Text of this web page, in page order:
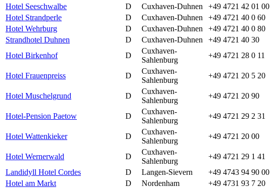
Hotel Seeschwalbe
D Cuxhaven-Duhnen
+49 4721 42 01 00
Hotel Strandperle
D Cuxhaven-Duhnen
+49 4721 40 0 60
Hotel Wehrburg
D Cuxhaven-Duhnen
+49 4721 40 0 80
Strandhotel Duhnen
D Cuxhaven-Duhnen
+49 4721 40 30
Hotel Birkenhof
D
Cuxhaven-
Sahlenburg
+49 4721 28 0 11
Hotel Frauenpreiss D
Cuxhaven-
Sahlenburg
+49 4721 20 5 20
Hotel Muschelgrund D
Cuxhaven-
Sahlenburg
+49 4721 20 90
Hotel-Pension Paetow D
Cuxhaven-
Sahlenburg
+49 4721 29 2 31
Hotel Wattenkieker D
Cuxhaven-
Sahlenburg
+49 4721 20 00
Hotel Wernerwald D
Cuxhaven-
Sahlenburg
+49 4721 29 1 41
Landidyll Hotel Cordes
D Langen-Sievern
+49 4743 94 90 00
Hotel am Markt
D Nordenham
+49 4731 93 7 20